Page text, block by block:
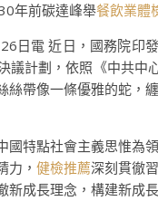
年前碳達峰舉餐飲業體
日電 近日，國務院印
議計劃，依照《中共
絲帶像一條優雅的蛇，
特點社會主義思惟為領
力， 健檢推薦深刻貫徹
新成長理念，構建新成